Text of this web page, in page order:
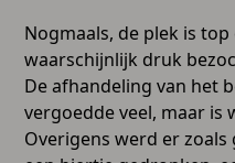
Nogmaals, de plek is
waarschijnlijk druk
De afhandeling van het
vergoedde veel, maar
Overigens werd er